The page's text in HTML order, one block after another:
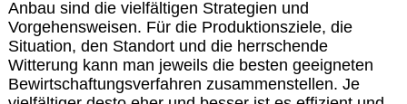
Anbau sind die vielfältigen Strategien und
Vorgehensweisen. Für die Produktionsziele, die
Situation, den Standort und die herrschende
Witterung kann man jeweils die besten geeigneten
Bewirtschaftungsverfahren zusammenstellen. Je